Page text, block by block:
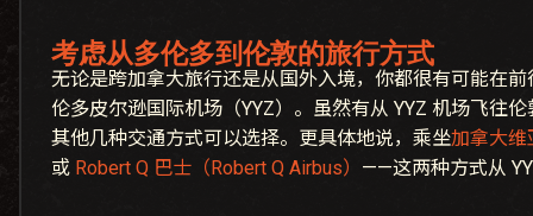
考虑从多伦多到伦敦的旅行方式
无论是跨加拿大旅行还是从国外入境，你都很有可能在前
伦多皮尔逊国际机场（YYZ）。虽然有从 YYZ 机场飞往
其他几种交通方式可以选择。更具体地说，乘坐加拿大维
或 Robert Q 巴士（Robert Q Airbus） ——这两种方式从